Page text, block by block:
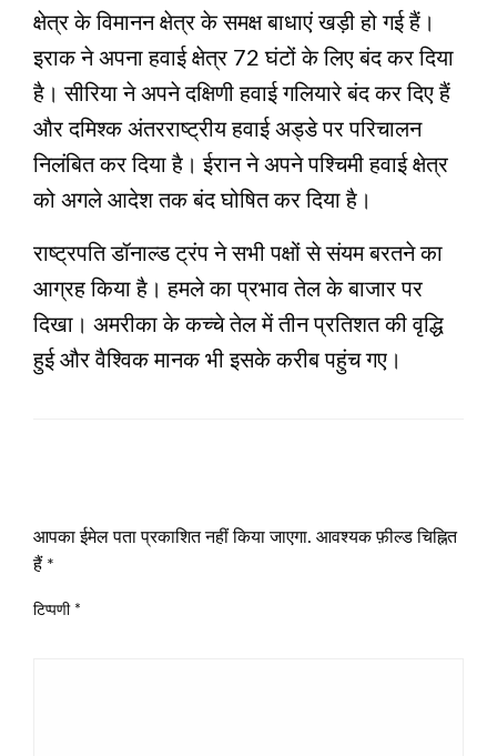
क्षेत्र के विमानन क्षेत्र के समक्ष बाधाएं खड़ी हो गई हैं।
इराक ने अपना हवाई क्षेत्र 72 घंटों के लिए बंद कर दिया
है। सीरिया ने अपने दक्षिणी हवाई गलियारे बंद कर दिए हैं
और दमिश्क अंतरराष्ट्रीय हवाई अड्डे पर परिचालन
निलंबित कर दिया है। ईरान ने अपने पश्चिमी हवाई क्षेत्र
को अगले आदेश तक बंद घोषित कर दिया है।
राष्ट्रपति डॉनाल्ड ट्रंप ने सभी पक्षों से संयम बरतने का
आग्रह किया है। हमले का प्रभाव तेल के बाजार पर
दिखा। अमरीका के कच्चे तेल में तीन प्रतिशत की वृद्धि
हुई और वैश्विक मानक भी इसके करीब पहुंच गए।
आपका ईमेल पता प्रकाशित नहीं किया जाएगा. आवश्यक फ़ील्ड चिह्नित
हैं *
टिप्पणी *